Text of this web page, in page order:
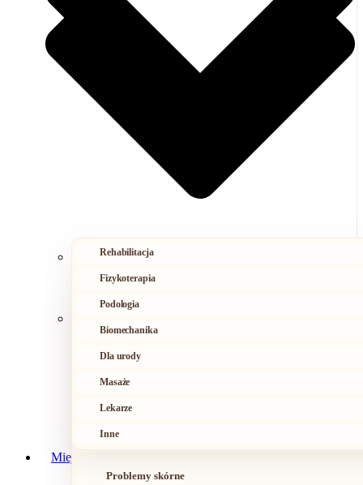
Ból kręgosłupa
Urazy i przeciążenia
Problemy ze stopami
Problemy skórne
Rehabilitacja
Fizykoterapia
Podologia
Biomechanika
Dla urody
Masaże
Lekarze
Inne
Miejsca bólu